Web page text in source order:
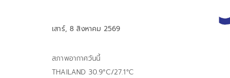
เสาร์, 8 สิงหาคม 2569
สภาพอากาศวันนี้
THAILAND 30.9°C/27.1°C